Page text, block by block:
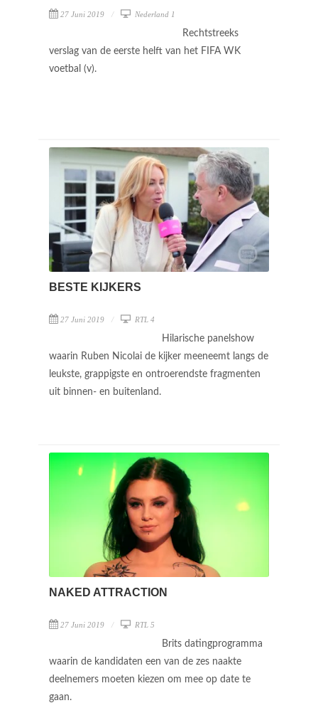
27 Juni 2019 Nederland 1
Rechtstreeks
verslag van de eerste helft van het FIFA WK
voetbal (v).
BESTE KIJKERS
27 Juni 2019 RTL 4
Hilarische panelshow
waarin Ruben Nicolai de kijker meeneemt langs de
leukste, grappigste en ontroerendste fragmenten
uit binnen- en buitenland.
NAKED ATTRACTION
27 Juni 2019 RTL 5
Brits datingprogramma
waarin de kandidaten een van de zes naakte
deelnemers moeten kiezen om mee op date te
gaan.